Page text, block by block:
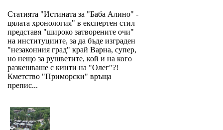
Статията "Истината за "Баба Алино" -
цялата хронология" в експертен стил
представя "широко затворените очи"
на институциите, за да бъде изграден
"незаконния град" край Варна, супер,
но нещо за рушветите, кой и на кого
разкешваше с кинти на "Олег"?!
Кметство "Приморски" връща
препис...